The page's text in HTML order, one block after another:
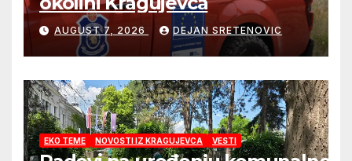
AUGUST 7, 2026 DEJAN SRETENOVIC
EKO TEME NOVOSTI IZ KRAGUJEVCA VESTI